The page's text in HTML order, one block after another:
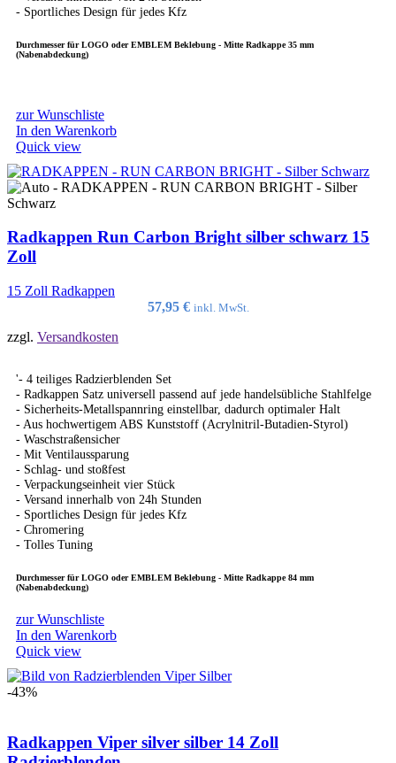
- Sportliches Design für jedes Kfz
Durchmesser für LOGO oder EMBLEM Beklebung - Mitte Radkappe 35 mm
(Nabenabdeckung)
zur Wunschliste
In den Warenkorb
Quick view
Radkappen Run Carbon Bright silber schwarz 15
Zoll
15 Zoll Radkappen
57,95 € inkl. MwSt.
zzgl. Versandkosten
'- 4 teiliges Radzierblenden Set
- Radkappen Satz universell passend auf jede handelsübliche Stahlfelge
- Sicherheits-Metallspannring einstellbar, dadurch optimaler Halt
- Aus hochwertigem ABS Kunststoff (Acrylnitril-Butadien-Styrol)
- Waschstraßensicher
- Mit Ventilaussparung
- Schlag- und stoßfest
- Verpackungseinheit vier Stück
- Versand innerhalb von 24h Stunden
- Sportliches Design für jedes Kfz
- Chromering
- Tolles Tuning
Durchmesser für LOGO oder EMBLEM Beklebung - Mitte Radkappe 84 mm
(Nabenabdeckung)
zur Wunschliste
In den Warenkorb
Quick view
-43%
Radkappen Viper silver silber 14 Zoll